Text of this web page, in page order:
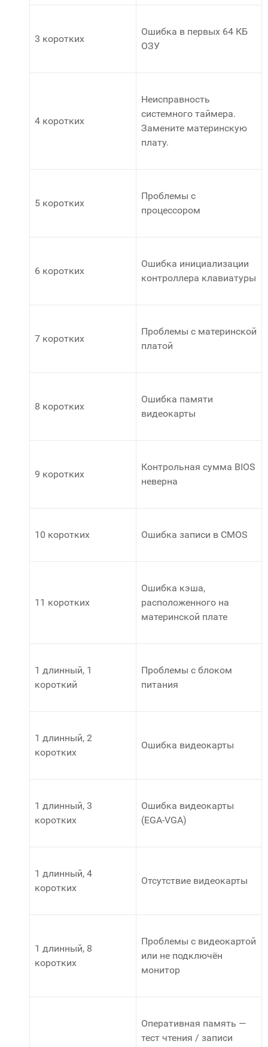
3 коротких
Ошибка в первых 64 КБ
ОЗУ
4 коротких
Неисправность
системного таймера.
Замените материнскую
плату.
5 коротких
Проблемы с
процессором
6 коротких
Ошибка инициализации
контроллера клавиатуры
7 коротких
Проблемы с материнской
платой
8 коротких
Ошибка памяти
видеокарты
9 коротких
Контрольная сумма BIOS
неверна
10 коротких Ошибка записи в CMOS
11 коротких
Ошибка кэша,
расположенного на
материнской плате
1 длинный, 1
короткий
Проблемы с блоком
питания
1 длинный, 2
коротких
Ошибка видеокарты
1 длинный, 3
коротких
Ошибка видеокарты
(EGA-VGA)
1 длинный, 4
коротких
Отсутствие видеокарты
1 длинный, 8
коротких
Проблемы с видеокартой
или не подключён
монитор
Оперативная память —
тест чтения / записи